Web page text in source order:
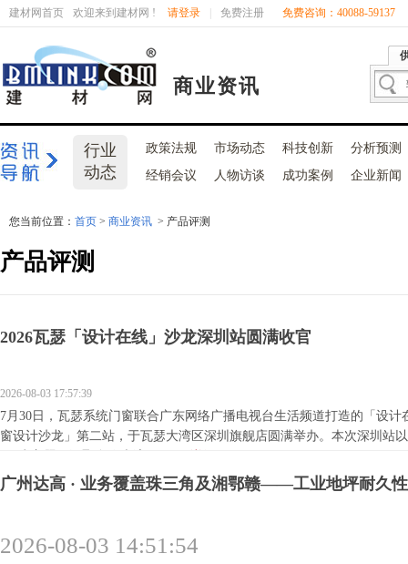
建材网首页 欢迎来到建材网 ! 请登录 免费注册 免费咨询：40088-59137
商业资讯
行业
动态
政策法规 市场动态 科技创新
分析预测
经销会议
人物访谈 成功案例 企业新闻
您当前位置： 首页 > 商业资讯 > 产品评测
产品评测
2026瓦瑟「设计在线」沙龙深圳站圆满收官
2026-08-03 17:57:39
7月30日，瓦瑟系统门窗联合广东网络广播电视台生活频道打造的「设
窗设计沙龙」第二站，于瓦瑟大湾区深圳旗舰店圆满举办。本次深圳站
广州达高 · 业务覆盖珠三角及湘鄂赣——工业地坪耐久
2026-08-03 14:51:54